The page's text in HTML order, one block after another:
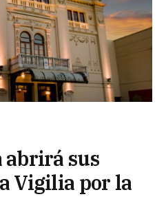
abrirá sus
Vigilia por la